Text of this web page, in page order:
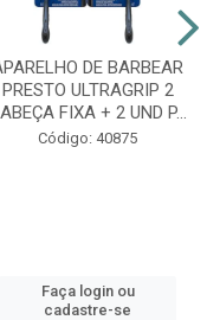
DE BARBEAR
PRESTO ULTRAGRIP 2
FIXA + 2 UND P...
Código: 40875
Faça login ou
cadastre-se